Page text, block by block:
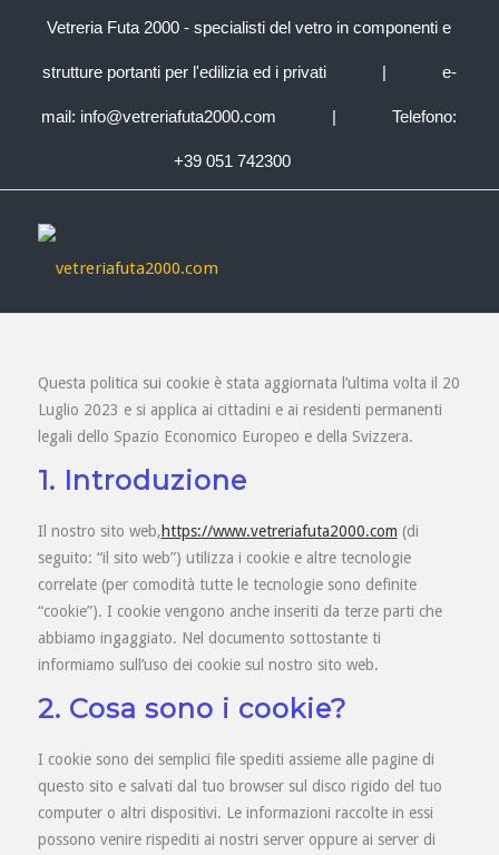
Vetreria Futa 2000 - specialisti del vetro in componenti e
strutture portanti per l'edilizia ed i privati | e-
mail: info@vetreriafuta2000.com | Telefono:
+39 051 742300
Questa politica sui cookie è stata aggiornata l’ultima volta il 20
Luglio 2023 e si applica ai cittadini e ai residenti permanenti
legali dello Spazio Economico Europeo e della Svizzera.
1. Introduzione
Il nostro sito web,https://www.vetreriafuta2000.com (di
seguito: “il sito web”) utilizza i cookie e altre tecnologie
correlate (per comodità tutte le tecnologie sono definite
“cookie”). I cookie vengono anche inseriti da terze parti che
abbiamo ingaggiato. Nel documento sottostante ti
informiamo sull’uso dei cookie sul nostro sito web.
2. Cosa sono i cookie?
I cookie sono dei semplici file spediti assieme alle pagine di
questo sito e salvati dal tuo browser sul disco rigido del tuo
computer o altri dispositivi. Le informazioni raccolte in essi
possono venire rispediti ai nostri server oppure ai server di